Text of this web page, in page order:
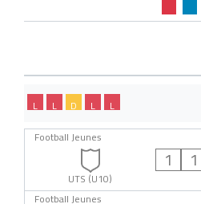
L
L
D
L
L
Football Jeunes
UTS (U10)
1 1
Football Jeunes